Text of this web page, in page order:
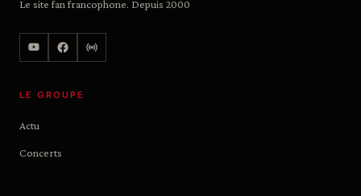
Le site fan francophone. Depuis 2000
LE GROUPE
Actu
Concerts